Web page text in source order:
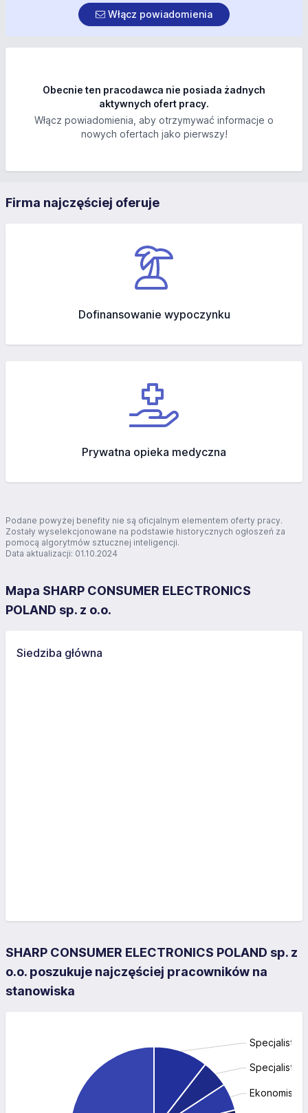
Włącz powiadomienia
Obecnie ten pracodawca nie posiada żadnych
aktywnych ofert pracy.
Włącz powiadomienia, aby otrzymywać informacje o
nowych ofertach jako pierwszy!
Firma najczęściej oferuje
Dofinansowanie wypoczynku
Prywatna opieka medyczna
Podane powyżej benefity nie są oficjalnym elementem oferty pracy.
Zostały wyselekcjonowane na podstawie historycznych ogłoszeń za
pomocą algorytmów sztucznej inteligencji.
Data aktualizacji: 01.10.2024
Mapa SHARP CONSUMER ELECTRONICS
POLAND sp. z o.o.
Siedziba główna
SHARP CONSUMER ELECTRONICS POLAND sp. z
o.o. poszukuje najczęściej pracowników na
stanowiska
Specjalista
Specjalista
Ekonomista: